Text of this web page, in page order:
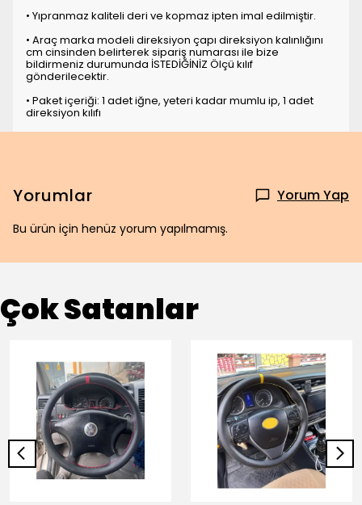
• Yıpranmaz kaliteli deri ve kopmaz ipten imal edilmiştir.
• Araç marka modeli direksiyon çapı direksiyon kalınlığını
cm cinsinden belirterek sipariş numarası ile bize
bildirmeniz durumunda İSTEDİĞİNİZ Ölçü kılıf
gönderilecektir.
• Paket içeriği: 1 adet iğne, yeteri kadar mumlu ip, 1 adet
direksiyon kılıfı
Yorumlar Yorum Yap
Bu ürün için henüz yorum yapılmamış.
Çok Satanlar